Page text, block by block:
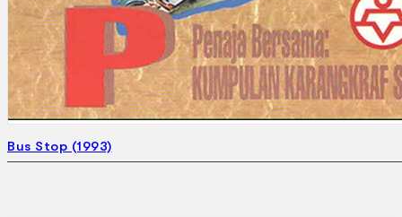
Bus Stop (1993)